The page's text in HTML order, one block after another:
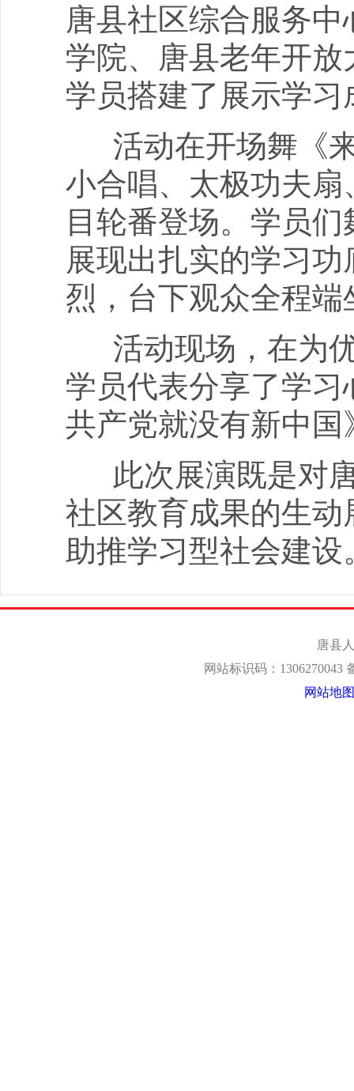
唐县社区综合服务
学院、唐县老年开
学员搭建了展示学习
活动在开场舞《来
小合唱、太极功夫
目轮番登场。学员
展现出扎实的学习
烈，台下观众全程
活动现场，在为优
学员代表分享了学
共产党就没有新中
此次展演既是对唐
社区教育成果的生
助推学习型社会建设
唐县
网站标识码：1306270043
网站地图